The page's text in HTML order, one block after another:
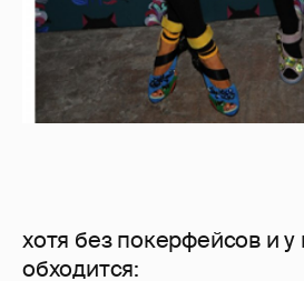
хотя без покерфейсов и у
обходится: